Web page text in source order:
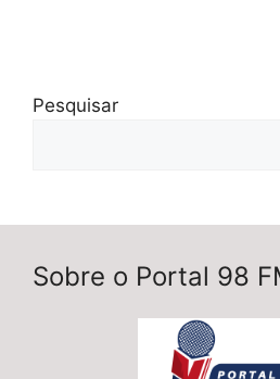
Pesquisar
Sobre o Portal 98